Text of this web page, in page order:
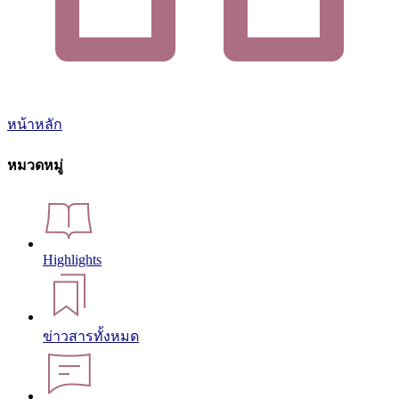
หน้าหลัก
หมวดหมู่
Highlights
ข่าวสารทั้งหมด